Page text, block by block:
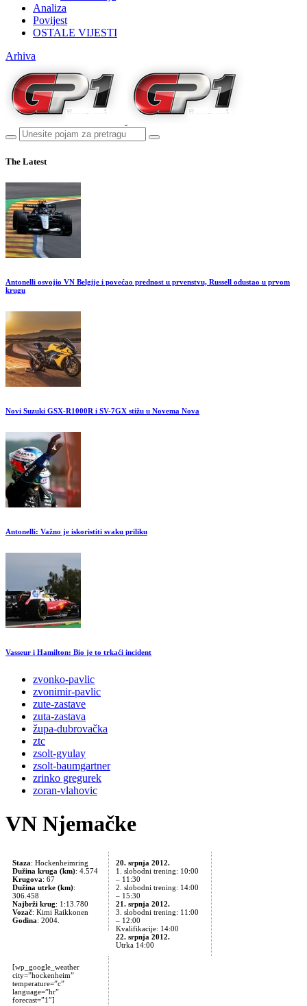
Analiza
Povijest
OSTALE VIJESTI
Arhiva
The Latest
Antonelli osvojio VN Belgije i povećao prednost u prvenstvu, Russell odustao u prvom
krugu
Novi Suzuki GSX-R1000R i SV-7GX stižu u Novema Nova
Antonelli: Važno je iskoristiti svaku priliku
Vasseur i Hamilton: Bio je to trkaći incident
zvonko-pavlic
zvonimir-pavlic
zute-zastave
zuta-zastava
župa-dubrovačka
ztc
zsolt-gyulay
zsolt-baumgartner
zrinko gregurek
zoran-vlahovic
VN Njemačke
Staza: Hockenheimring
Dužina kruga (km): 4.574
Krugova: 67
Dužina utrke (km):
306.458
Najbrži krug: 1:13.780
Vozač: Kimi Raikkonen
Godina: 2004.
20. srpnja 2012.
1. slobodni trening: 10:00
– 11:30
2. slobodni trening: 14:00
– 15:30
21. srpnja 2012.
3. slobodni trening: 11:00
– 12:00
Kvalifikacije: 14:00
22. srpnja 2012.
Utrka 14:00
[wp_google_weather
city=”hockenheim”
temperature=”c”
language=”hr”
forecast=”1″]